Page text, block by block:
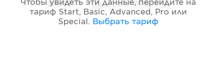
Чтобы увидеть эти данные, перейдите на
тариф Start, Basic, Advanced, Pro или
Special . Выбрать тариф